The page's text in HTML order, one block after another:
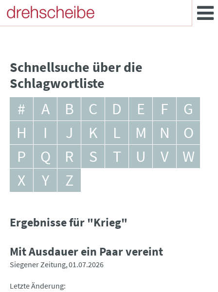
Schnellsuche über die
Schlagwortliste
# A B C D E F
G
H
I J K L M N
O
P
Q R S T U V
W
X
Y Z
Ergebnisse für "Krieg"
Mit Ausdauer ein Paar vereint
Siegener Zeitung 01.07.2026
Letzte Änderung